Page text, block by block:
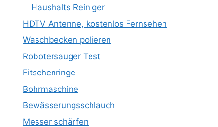
Haushalts Reiniger
HDTV Antenne, kostenlos Fernsehen
Waschbecken polieren
Robotersauger Test
Fitschenringe
Bohrmaschine
Bewässerungsschlauch
Messer schärfen